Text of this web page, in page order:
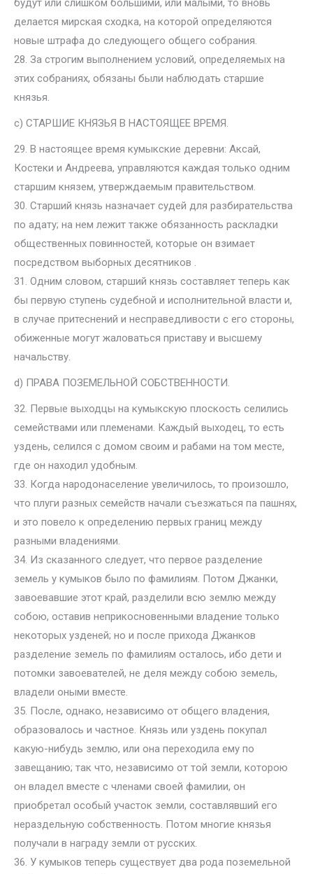
будут или слишком большими, или малыми, то вновь
делается мирская сходка, на которой определяются
новые штрафа до следующего общего собрания.
28. За строгим выполнением условий, определяемых на
этих собраниях, обязаны были наблюдать старшие
князья.
с) СТАРШИЕ КНЯЗЬЯ В НАСТОЯЩЕЕ ВРЕМЯ.
29. В настоящее время кумыкские деревни: Аксай,
Костеки и Андреева, управляются каждая только одним
старшим князем, утверждаемым правительством.
30. Старший князь назначает судей для разбирательства
по адату; на нем лежит также обязанность раскладки
общественных повинностей, которые он взимает
посредством выборных десятников .
31. Одним словом, старший князь составляет теперь как
бы первую ступень судебной и исполнительной власти и,
в случае притеснений и несправедливости с его стороны,
обиженные могут жаловаться приставу и высшему
начальству.
d) ПРАВА ПОЗЕМЕЛЬНОЙ СОБСТВЕННОСТИ.
32. Первые выходцы на кумыкскую плоскость селились
семействами или племенами. Каждый выходец, то есть
уздень, селился с домом своим и рабами на том месте,
где он находил удобным.
33. Когда народонаселение увеличилось, то произошло,
что плуги разных семейств начали съезжаться па пашнях,
и это повело к определению первых границ между
разными владениями.
34. Из сказанного следует, что первое разделение
земель у кумыков было по фамилиям. Потом Джанки,
завоевавшие этот край, разделили всю землю между
собою, оставив неприкосновенными владение только
некоторых узденей; но и после прихода Джанков
разделение земель по фамилиям осталось, ибо дети и
потомки завоевателей, не деля между собою земель,
владели оными вместе.
35. После, однако, независимо от общего владения,
образовалось и частное. Князь или уздень покупал
какую-нибудь землю, или она переходила ему по
завещанию; так что, независимо от той земли, которою
он владел вместе с членами своей фамилии, он
приобретал особый участок земли, составлявший его
нераздельную собственность. Потом многие князья
получали в награду земли от русских.
36. У кумыков теперь существует два рода поземельной